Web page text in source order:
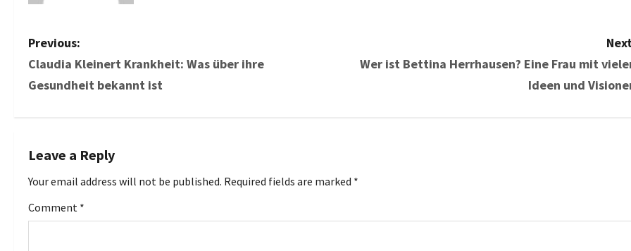
P
o
n
a
v
Previous:
Claudia Kleinert Krankheit: Was über ihre
Gesundheit bekannt ist
Wer ist Bettina Herrhausen? Eine Frau mit
Ideen und
Leave a Reply
Your email address will not be published. Required fields are marked *
Comment *